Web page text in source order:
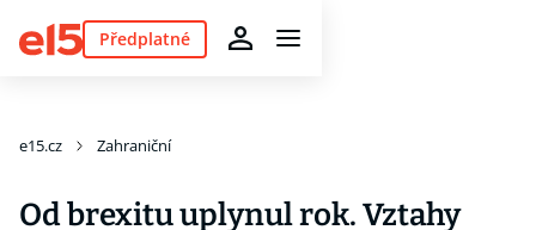
Předplatné
e15.cz Zahraniční
Od brexitu uplynul rok. Vztahy